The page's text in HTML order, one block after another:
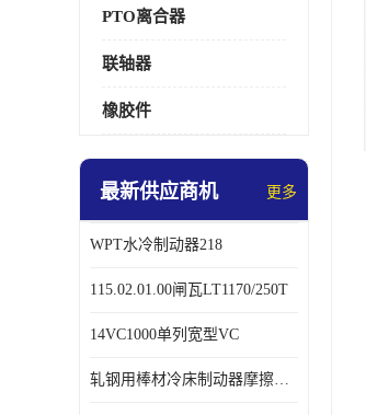
PTO离合器
联轴器
橡胶件
最新供应商机 更多
WPT水冷制动器218
115.02.01.00闸瓦LT1170/250T
14VC1000单列宽型VC
轧钢用棒材冷床制动器摩擦片218